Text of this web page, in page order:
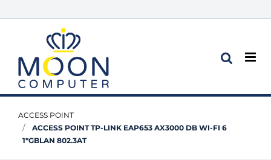
ACCESS POINT
ACCESS POINT TP-LINK EAP653 AX3000 DB WI-FI 6
1*GBLAN 802.3AT